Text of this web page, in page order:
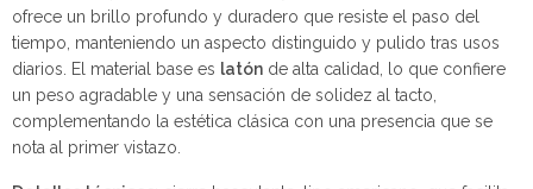
ofrece un brillo profundo y duradero que resiste el paso del
tiempo, manteniendo un aspecto distinguido y pulido tras usos
diarios. El material base es latón de alta calidad, lo que confiere
un peso agradable y una sensación de solidez al tacto,
complementando la estética clásica con una presencia que se
nota al primer vistazo.